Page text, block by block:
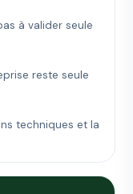
à valider seule
reste seule
techniques et la